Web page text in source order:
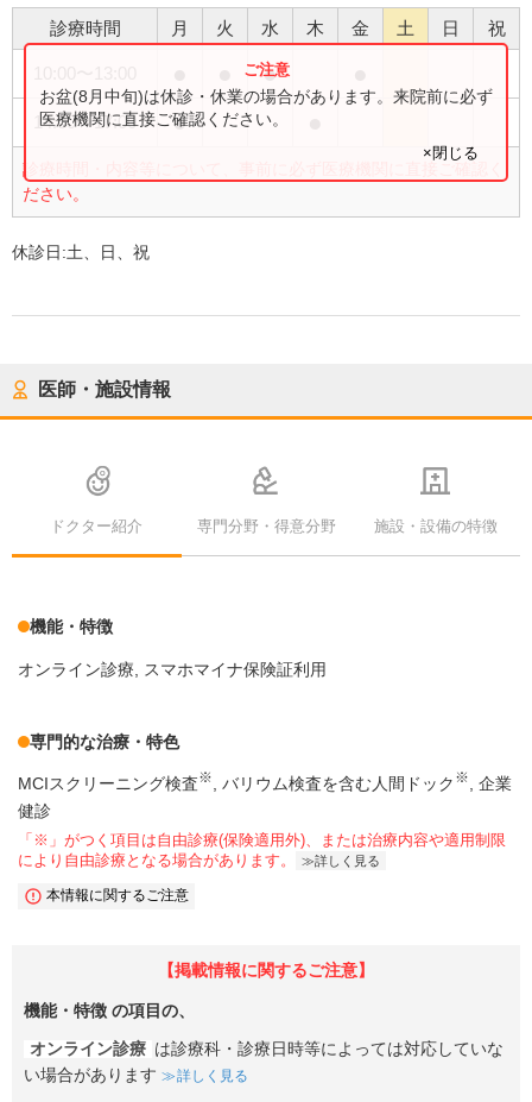
診療時間 月 火 水 木 金 土 日 祝
●
14:00〜17:00 ●
診療時間・内容等について、事前に必ず医療機関に直接ご確認く
ださい。
お盆(8月中旬)は休診・休業の場合があります。来院前に必ず
医療機関に直接ご確認ください。
×閉じる
休診日:土、日、祝
医師・施設情報
ドクター紹介 専門分野・得意分野 施設・設備の特徴
機能・特徴
オンライン診療 スマホマイナ保険証利用
専門的な治療・特色
MCIスクリーニング検査※ バリウム検査を含む人間ドック ※
企業
健診
「※」がつく項目は自由診療(保険適用外)、または治療内容や適用制限
により自由診療となる場合があります。
詳しく見る
本情報に関するご注意
【掲載情報に関するご注意】
機能・特徴 の項目の、
オンライン診療 は診療科・診療日時等によっては対応していな
い場合があります
詳しく見る